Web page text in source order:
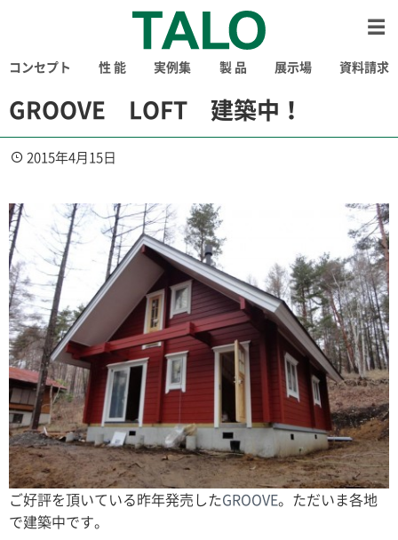
コンセプト 性 能 実例集 製 品 展示場 資料請求
GROOVE LOFT 建築中！
2015年4月15日
ご好評を頂いている昨年発売したGROOVE。ただいま各地
で建築中です。